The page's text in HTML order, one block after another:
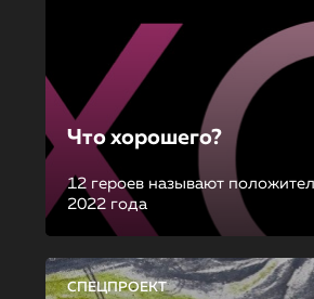
Что хорошего?
12 героев называют
2022 года
СПЕЦПРОЕКТ